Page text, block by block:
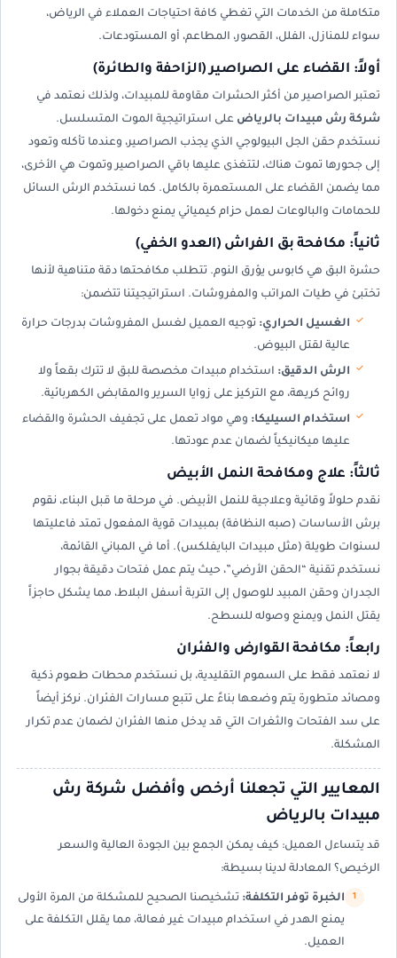
متكاملة من الخدمات التي تغطي كافة احتياجات العملاء في الرياض،
سواء للمنازل، الفلل، القصور، المطاعم، أو المستودعات.
أولاً: القضاء على الصراصير (الزاحفة والطائرة)
تعتبر الصراصير من أكثر الحشرات مقاومة للمبيدات، ولذلك نعتمد في
شركة رش مبيدات بالرياض على استراتيجية الموت المتسلسل.
نستخدم حقن الجل البيولوجي الذي يجذب الصراصير، وعندما تأكله وتعود
إلى جحورها تموت هناك، لتتغذى عليها باقي الصراصير وتموت هي الأخرى،
مما يضمن القضاء على المستعمرة بالكامل. كما نستخدم الرش السائل
للحمامات والبالوعات لعمل حزام كيميائي يمنع دخولها.
ثانياً: مكافحة بق الفراش (العدو الخفي)
حشرة البق هي كابوس يؤرق النوم. تتطلب مكافحتها دقة متناهية لأنها
تختبئ في طيات المراتب والمفروشات. استراتيجيتنا تتضمن:
الغسيل الحراري: توجيه العميل لغسل المفروشات بدرجات حرارة
عالية لقتل البيوض.
الرش الدقيق: استخدام مبيدات مخصصة للبق لا تترك بقعاً ولا
روائح كريهة، مع التركيز على زوايا السرير والمقابض الكهربائية.
استخدام السيليكا: وهي مواد تعمل على تجفيف الحشرة والقضاء
عليها ميكانيكياً لضمان عدم عودتها.
ثالثاً: علاج ومكافحة النمل الأبيض
نقدم حلولاً وقائية وعلاجية للنمل الأبيض. في مرحلة ما قبل البناء، نقوم
برش الأساسات (صبه النظافة) بمبيدات قوية المفعول تمتد فاعليتها
لسنوات طويلة (مثل مبيدات البايفلكس). أما في المباني القائمة،
نستخدم تقنية “الحقن الأرضي”، حيث يتم عمل فتحات دقيقة بجوار
الجدران وحقن المبيد للوصول إلى التربة أسفل البلاط، مما يشكل حاجزاً
يقتل النمل ويمنع وصوله للسطح.
رابعاً: مكافحة القوارض والفئران
لا نعتمد فقط على السموم التقليدية، بل نستخدم محطات طعوم ذكية
ومصائد متطورة يتم وضعها بناءً على تتبع مسارات الفئران. نركز أيضاً
على سد الفتحات والثغرات التي قد يدخل منها الفئران لضمان عدم تكرار
المشكلة.
المعايير التي تجعلنا أرخص وأفضل شركة رش
مبيدات بالرياض
قد يتساءل العميل: كيف يمكن الجمع بين الجودة العالية والسعر
الرخيص؟ المعادلة لدينا بسيطة:
الخبرة توفر التكلفة: تشخيصنا الصحيح للمشكلة من المرة الأولى
يمنع الهدر في استخدام مبيدات غير فعالة، مما يقلل التكلفة على
العميل.